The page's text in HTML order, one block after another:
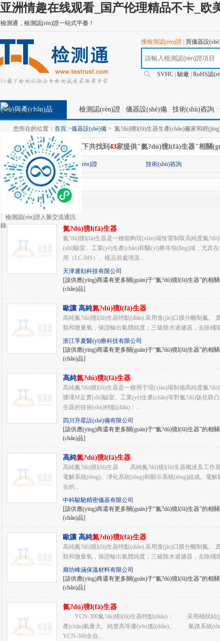
亚洲情趣在线观看_国产伦理精品不卡_欧
測通，檢測認(rèn)證一站式平臺！
搜檢測認(rèn)證 買儀器設
SVHC 驗廠 RoHS認
與產(chǎn)品 檢測認(rèn)證 儀器設(shè)備 技術(shù)咨詢
工業(yè)品商城
您所在的位置： 首頁 >儀器設(shè)備 > 氮?dú)獍l(fā)生器生產(chǎn)廠家和經
在"儀器設(shè)備" 分類下共找到 43家提供"氮?dú)獍l(fā)生器"相關
(guān)的內(nèi)容
分類: 檢測認(rèn)證 技術(shù)咨詢
查找結(jié)果
氮?dú)獍l(fā)生器
氮?dú)獍l(fā)生器是一種能夠現(xiàn)場按需制取高純度氮
(shí)驗室、工業(yè)生產(chǎn)和醫(yī)療等領(lǐng)域，尤其
用（LC-MS）、樣品前處理及...
天津遲勛科技有限公司
[該供應(yīng)商還有更多關(guān)于“氮?dú)獍l(fā)生器”的相
(chǎn)品]
歐讓 高純氮?dú)獍l(fā)生器
高純氮?dú)獍l(fā)生器特點(diǎn).采用進(jìn)口膜分離制氮。
類和微量氧，保證輸出氣體純度；三級除水過濾器，去除殘
浙江孚夏醫(yī)療科技有限公司
[該供應(yīng)商還有更多關(guān)于“氮?dú)獍l(fā)生器”的相
(chǎn)品]
高純氮?dú)獍l(fā)生器
高純氮?dú)獍l(fā)生器是一種用于現(xiàn)場制備高純度氮
猓瑵M足實(shí)驗室、工業(yè)生產(chǎn)等對氮?dú)饧兌群
生器的技術(shù)特點(diǎn)：...
四川升星設(shè)備有限公司
[該供應(yīng)商還有更多關(guān)于“氮?dú)獍l(fā)生器”的相
(chǎn)品]
高純氮?dú)獍l(fā)生器
高純氮?dú)獍l(fā)生器 高純氮?dú)獍l(fā)生器概述及工
電解系統(tǒng)、凈化系統(tǒng)和顯示系統(tǒng)組成。電
合的...
中科駿馳精密儀器有限公司
[該供應(yīng)商還有更多關(guān)于“氮?dú)獍l(fā)生器”的相
(chǎn)品]
歐讓 高純氮?dú)獍l(fā)生器
高純氮?dú)獍l(fā)生器特點(diǎn).采用進(jìn)口膜分離制氮。
類和微量氧，保證輸出氣體純度；三級除水過濾器，去除殘
廊坊峰涵保溫材料有限公司
[該供應(yīng)商還有更多關(guān)于“氮?dú)獍l(fā)生器”的相
(chǎn)品]
氮?dú)獍l(fā)生器
YCN-300氮?dú)獍l(fā)生器特點(diǎn)： ·采用桶狀結
產(chǎn)氣量大、純度高等優(yōu)點(diǎn)。 ·氣路系統
YCN-300全自...
檢測認(rèn)證人脈交流通訊
錄